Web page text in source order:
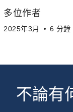
多位作者
2025年3月 6 分鐘
不論有